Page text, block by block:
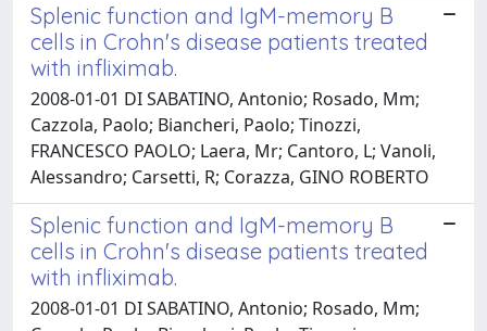
Splenic function and IgM-memory B
cells in Crohn's disease patients treated
with infliximab.
2008-01-01 DI SABATINO, Antonio; Rosado, Mm;
Cazzola, Paolo; Biancheri, Paolo; Tinozzi,
FRANCESCO PAOLO; Laera, Mr; Cantoro, L; Vanoli,
Alessandro; Carsetti, R; Corazza, GINO ROBERTO
Splenic function and IgM-memory B
cells in Crohn's disease patients treated
with infliximab.
2008-01-01 DI SABATINO, Antonio; Rosado, Mm;